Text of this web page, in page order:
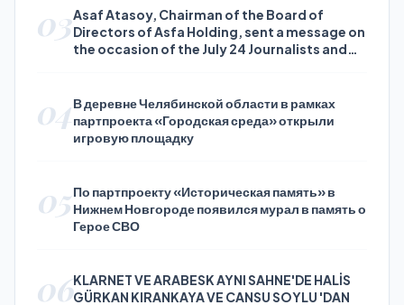
03Asaf Atasoy, Chairman of the Board of
Directors of Asfa Holding, sent a message on
the occasion of the July 24 Journalists and
04В деревне Челябинской области в рамках
партпроекта «Городская среда» открыли
игровую площадку
05По партпроекту «Историческая память» в
Нижнем Новгороде появился мурал в память о
Герое СВО
06KLARNET VE ARABESK AYNI SAHNE'DE HALİS
GÜRKAN KIRANKAYA VE CANSU SOYLU 'DAN